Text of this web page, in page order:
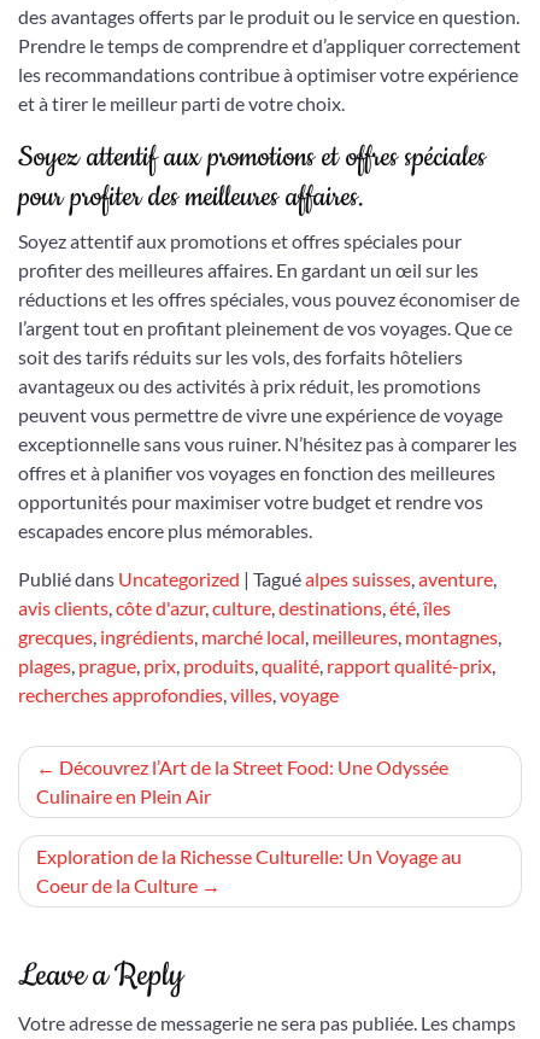
des avantages offerts par le produit ou le service en question.
Prendre le temps de comprendre et d’appliquer correctement
les recommandations contribue à optimiser votre expérience
et à tirer le meilleur parti de votre choix.
Soyez attentif aux promotions et offres spéciales
pour profiter des meilleures affaires.
Soyez attentif aux promotions et offres spéciales pour
profiter des meilleures affaires. En gardant un œil sur les
réductions et les offres spéciales, vous pouvez économiser de
l’argent tout en profitant pleinement de vos voyages. Que ce
soit des tarifs réduits sur les vols, des forfaits hôteliers
avantageux ou des activités à prix réduit, les promotions
peuvent vous permettre de vivre une expérience de voyage
exceptionnelle sans vous ruiner. N’hésitez pas à comparer les
offres et à planifier vos voyages en fonction des meilleures
opportunités pour maximiser votre budget et rendre vos
escapades encore plus mémorables.
Publié dans Uncategorized | Taguéalpes suisses,aventure,
avis clients,côte d'azur,culture,destinations,été,îles
grecques, ingrédients, marché local, meilleures, montagnes,
plages, prague, prix, produits,qualité, rapport qualité-prix,
recherches approfondies,villes,voyage
Navigation
de
l’article
Découvrez l’Art de la Street Food: Une Odyssée
Culinaire en Plein Air
Exploration de la Richesse Culturelle: Un Voyage au
Coeur de la Culture
Leave a Reply
Votre adresse de messagerie ne sera pas publiée. Les champs